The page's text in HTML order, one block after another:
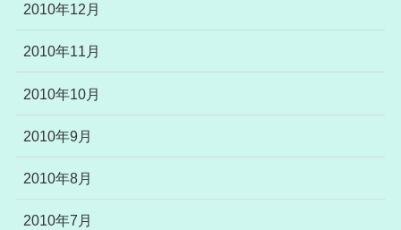
2010年12月
2010年11月
2010年10月
2010年9月
2010年8月
2010年7月